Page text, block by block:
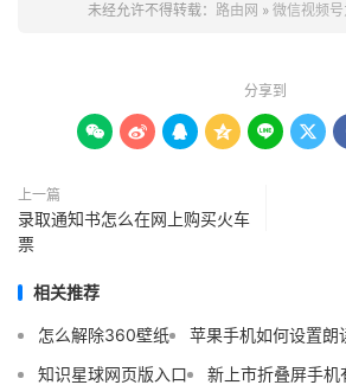
未经允许不得转载： 路由网 » 微信视频
分享到
     
上一篇
录取通知书怎么在网上购买火车
票
相关推荐
怎么解除360壁纸
苹果手机如何设置朗
知识星球网页版入口
新上市折叠屏手机